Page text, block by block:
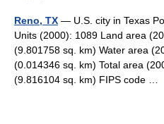
Reno, TX — U.S. city in Texas
Units (2000): 1089 Land area
(9.801758 sq. km) Water area
(0.014346 sq. km) Total area
(9.816104 sq. km) FIPS code …